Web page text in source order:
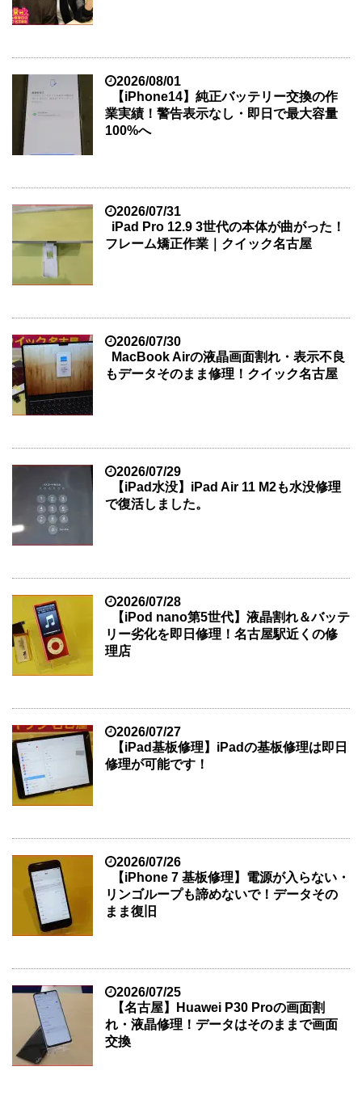
2026/08/01
【iPhone14】純正バッテリー交換の作
業実績！警告表示なし・即日で最大容量
100%へ
2026/07/31
iPad Pro 12.9 3世代の本体が曲がった！
フレーム矯正作業｜クイック名古屋
2026/07/30
MacBook Airの液晶画面割れ・表示不良
もデータそのまま修理！クイック名古屋
2026/07/29
【iPad水没】iPad Air 11 M2も水没修理
で復活しました。
2026/07/28
【iPod nano第5世代】液晶割れ＆バッテ
リー劣化を即日修理！名古屋駅近くの修
理店
2026/07/27
【iPad基板修理】iPadの基板修理は即日
修理が可能です！
2026/07/26
【iPhone 7 基板修理】電源が入らない・
リンゴループも諦めないで！データその
まま復旧
2026/07/25
【名古屋】Huawei P30 Proの画面割
れ・液晶修理！データはそのままで画面
交換